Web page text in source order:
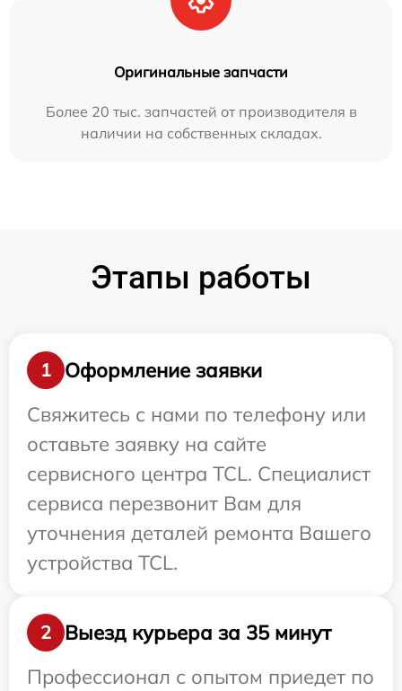
Оригинальные запчасти
Более 20 тыс. запчастей от производителя в
наличии на собственных складах.
Этапы работы
1
Оформление заявки
Свяжитесь с нами по телефону или
оставьте заявку на сайте
сервисного центра TCL. Специалист
сервиса перезвонит Вам для
уточнения деталей ремонта Вашего
устройства TCL.
2
Выезд курьера за 35 минут
Профессионал с опытом приедет по